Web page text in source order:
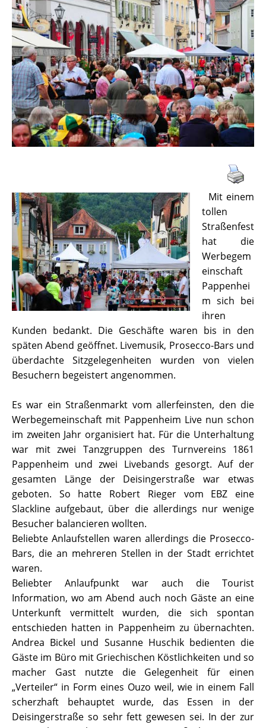
Mit einem
tollen
Straßenfest
hat die
Werbegem
einschaft
Pappenhei
m sich bei
ihren
Kunden bedankt. Die Geschäfte waren bis in den
späten Abend geöffnet. Livemusik, Prosecco-Bars und
überdachte Sitzgelegenheiten wurden von vielen
Besuchern begeistert angenommen.
Es war ein Straßenmarkt vom allerfeinsten, den die
Werbegemeinschaft mit Pappenheim Live nun schon
im zweiten Jahr organisiert hat. Für die Unterhaltung
war mit zwei Tanzgruppen des Turnvereins 1861
Pappenheim und zwei Livebands gesorgt. Auf der
gesamten Länge der Deisingerstraße war etwas
geboten. So hatte Robert Rieger vom EBZ eine
Slackline aufgebaut, über die allerdings nur wenige
Besucher balancieren wollten.
Beliebte Anlaufstellen waren allerdings die Prosecco-
Bars, die an mehreren Stellen in der Stadt errichtet
waren.
Beliebter Anlaufpunkt war auch die Tourist
Information, wo am Abend auch noch Gäste an eine
Unterkunft vermittelt wurden, die sich spontan
entschieden hatten in Pappenheim zu übernachten.
Andrea Bickel und Susanne Huschik bedienten die
Gäste im Büro mit Griechischen Köstlichkeiten und so
macher Gast nutzte die Gelegenheit für einen
„Verteiler“ in Form eines Ouzo weil, wie in einem Fall
scherzhaft behauptet wurde, das Essen in der
Deisingerstraße so sehr fett gewesen sei. In der zur